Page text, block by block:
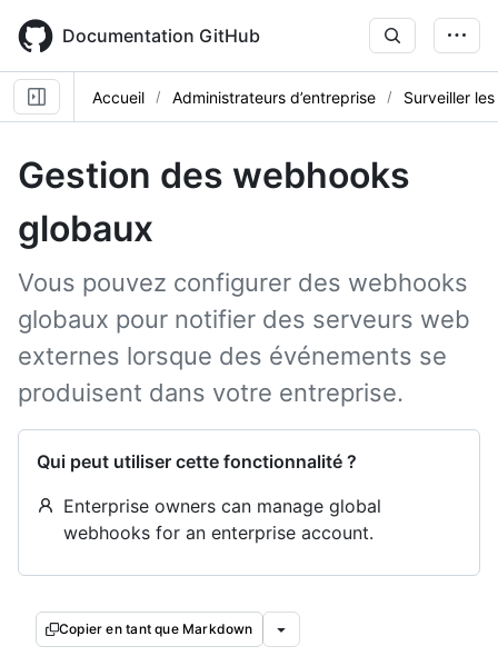
main
content
Documentation GitHub
Accueil Administrateurs d’entreprise Surveiller
Gestion des webhooks
globaux
Vous pouvez configurer des webhooks
globaux pour notifier des serveurs web
externes lorsque des événements se
produisent dans votre entreprise.
Qui peut utiliser cette fonctionnalité ?
Enterprise owners can manage global
webhooks for an enterprise account.
Copier en tant que Markdown